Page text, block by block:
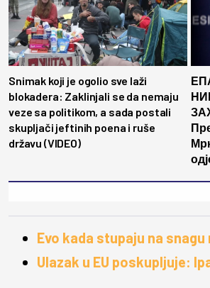
Snimak koji je ogolio sve laži
blokadera: Zaklinjali se da nemaju
veze sa politikom, a sada postali
skupljači jeftinih poena i ruše
državu (VIDEO)
Evo kada stupaju na
Ulazak u EU poskupljuje: